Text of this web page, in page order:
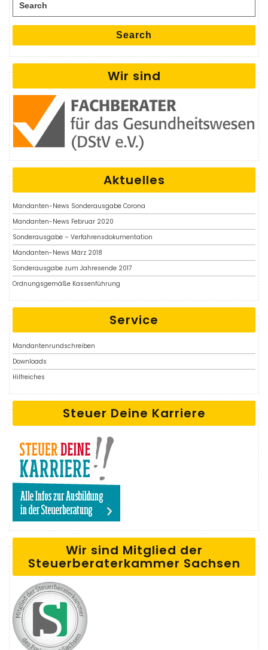
Search
Wir sind
Aktuelles
Mandanten-News Sonderausgabe Corona
Mandanten-News Februar 2020
Sonderausgabe – Verfahrensdokumentation
Mandanten-News März 2018
Sonderausgabe zum Jahresende 2017
Ordnungsgemäße Kassenführung
Service
Mandantenrundschreiben
Downloads
Hilfreiches
Steuer Deine Karriere
Wir sind Mitglied der
Steuerberaterkammer Sachsen